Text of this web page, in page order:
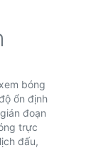
bóng
ổn định
đoạn
trực
đấu,